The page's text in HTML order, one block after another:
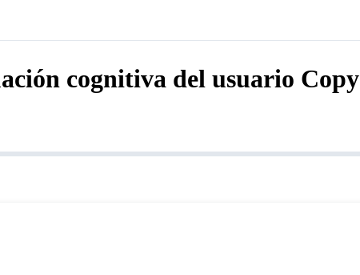
cognitiva del usuario Copy